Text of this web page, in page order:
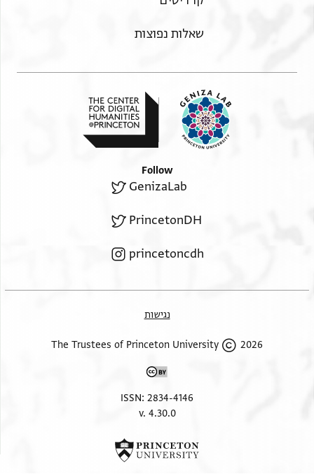
שאלות נפוצות
Follow
GenizaLab
PrincetonDH
princetoncdh
נגישות
2026 The Trustees of Princeton University
ISSN: 2834-4146
v. 4.30.0